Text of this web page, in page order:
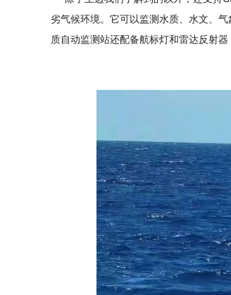
劣气候环境。它可以监测水质、水文、
质自动监测站还配备航标灯和雷达反射器